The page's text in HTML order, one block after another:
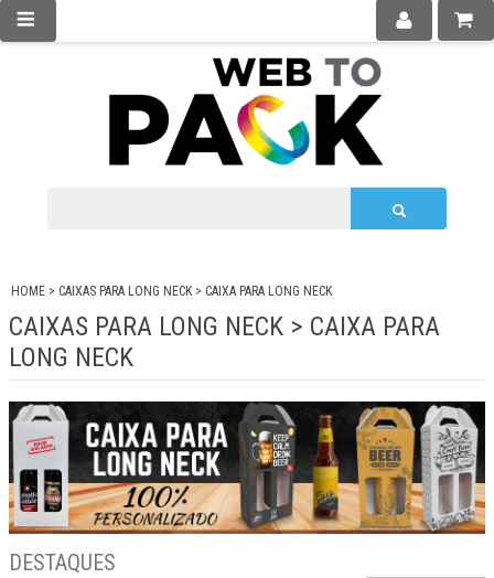
HOME > CAIXAS PARA LONG NECK> CAIXA PARA LONG NECK
CAIXAS PARA LONG NECK > CAIXA PARA
LONG NECK
DESTAQUES